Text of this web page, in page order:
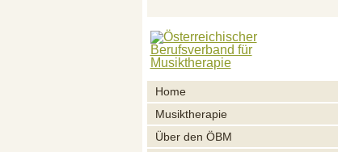
Home
Musiktherapie
Über den ÖBM